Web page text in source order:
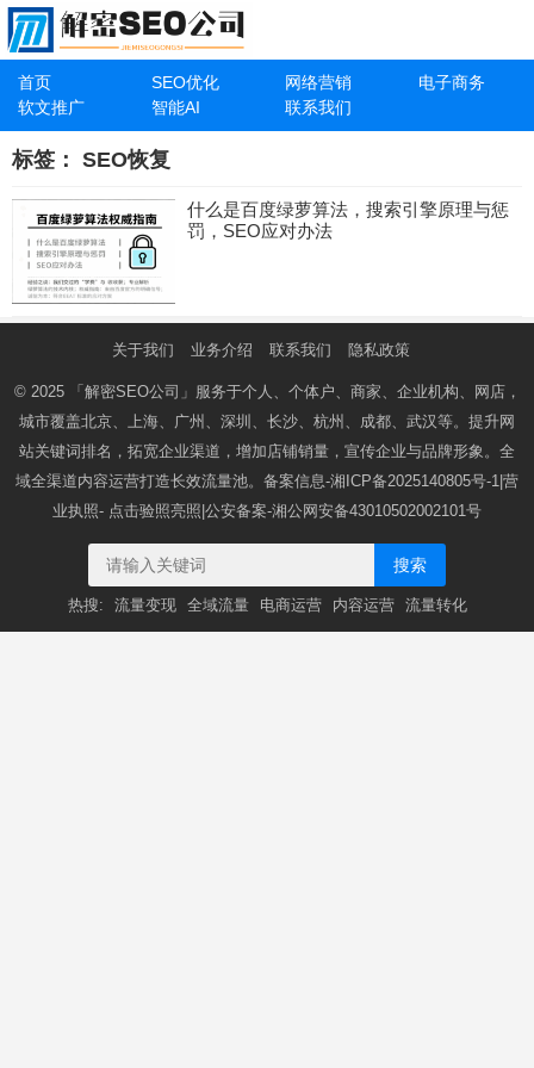
首页 SEO优化 网络营销
电子商务
软文推广
智能AI 联系我们
标签： SEO恢复
什么是百度绿萝算法，搜索引擎原理与惩
罚，SEO应对办法
关于我们 业务介绍 联系我们 隐私政策
© 2025 「解密SEO公司」 服务于个人、个体户、商家、企业机构、网店，
城市覆盖北京、上海、广州、深圳、长沙、杭州、成都、武汉等。提升网
站关键词排名，拓宽企业渠道，增加店铺销量，宣传企业与品牌形象。全
域全渠道内容运营打造长效流量池。备案信息-湘ICP备2025140805号-1 |营
业执照- 点击验照亮照 |公安备案-湘公网安备43010502002101号
搜索
热搜: 流量变现 全域流量 电商运营 内容运营 流量转化